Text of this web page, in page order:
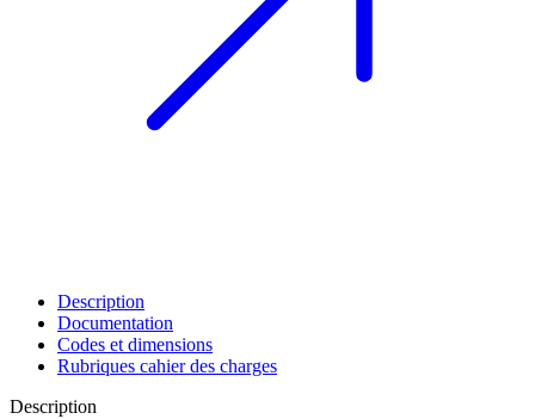
Description
Documentation
Codes et dimensions
Rubriques cahier des charges
Description